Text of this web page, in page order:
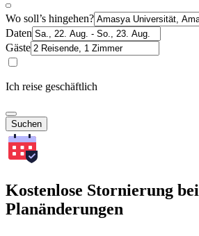
Wo soll’s hingehen?
Daten
Gäste
Ich reise geschäftlich
Suchen
Kostenlose Stornierung bei
Planänderungen